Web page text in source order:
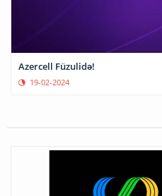
Azercell Füzulidə!
19-02-2024